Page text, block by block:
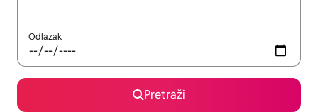
Odlazak
Pretraži